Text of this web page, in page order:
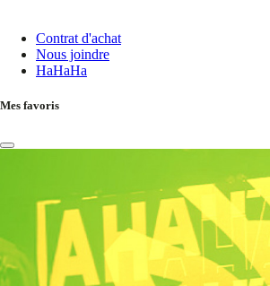
Contrat d'achat
Nous joindre
HaHaHa
Mes favoris